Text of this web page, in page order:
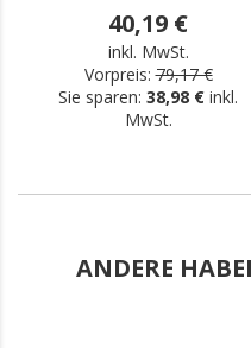
40,19 €
inkl. MwSt.
Vorpreis: 79,17 €
Sie sparen: 38,98 € inkl.
MwSt.
ANDERE